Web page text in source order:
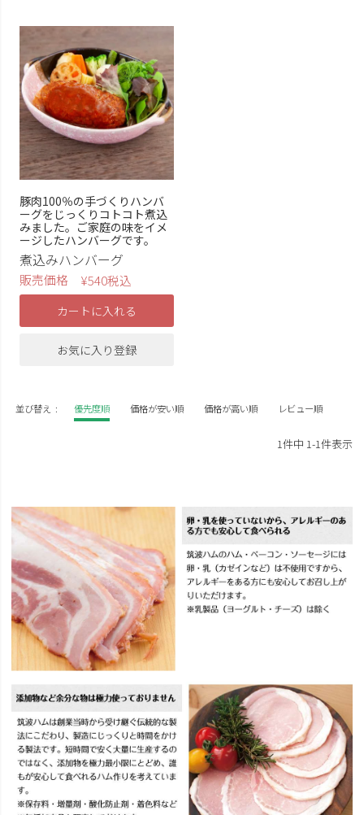
豚肉100％の手づくりハンバ
ーグをじっくりコトコト煮込
みました。ご家庭の味をイメ
ージしたハンバーグです。
煮込みハンバーグ
販売価格 ¥540税込
カートに入れる
お気に入り登録
並び替え 優先度順 価格が安い順 価格が高い順 レビュー順
1件中 1-1件表示